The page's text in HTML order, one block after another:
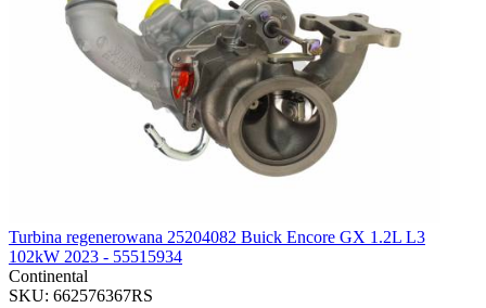
Turbina regenerowana 25204082 Buick Encore GX 1.2L L3
102kW 2023 - 55515934
Continental
SKU: 662576367RS